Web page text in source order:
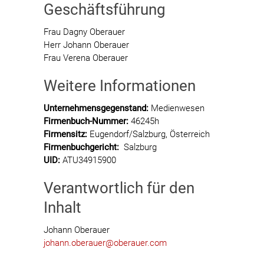
Geschäftsführung
Frau Dagny Oberauer
Herr Johann Oberauer
Frau Verena Oberauer
Weitere Informationen
Unternehmensgegenstand: Medienwesen
Firmenbuch-Nummer: 46245h
Firmensitz: Eugendorf/Salzburg, Österreich
Firmenbuchgericht: Salzburg
UID: ATU34915900
Verantwortlich für den
Inhalt
Johann Oberauer
johann.oberauer@oberauer.com